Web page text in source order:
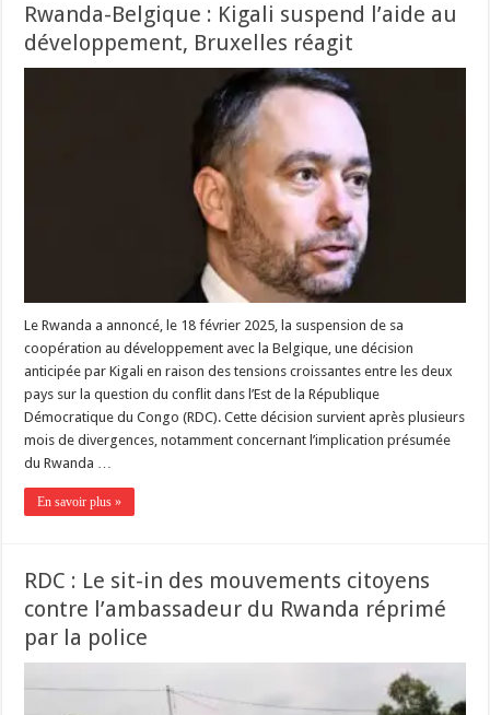
Rwanda-Belgique : Kigali suspend l’aide au
développement, Bruxelles réagit
Le Rwanda a annoncé, le 18 février 2025, la suspension de sa
coopération au développement avec la Belgique, une décision
anticipée par Kigali en raison des tensions croissantes entre les deux
pays sur la question du conflit dans l’Est de la République
Démocratique du Congo (RDC). Cette décision survient après plusieurs
mois de divergences, notamment concernant l’implication présumée
du Rwanda …
En savoir plus »
RDC : Le sit-in des mouvements citoyens
contre l’ambassadeur du Rwanda réprimé
par la police